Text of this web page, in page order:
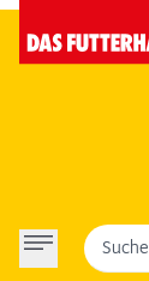
Suche